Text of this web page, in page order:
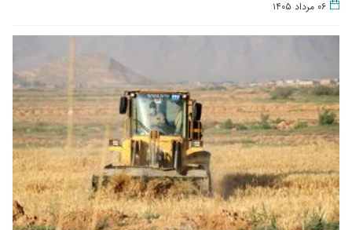
۰۶ مرداد ۱۴۰۵